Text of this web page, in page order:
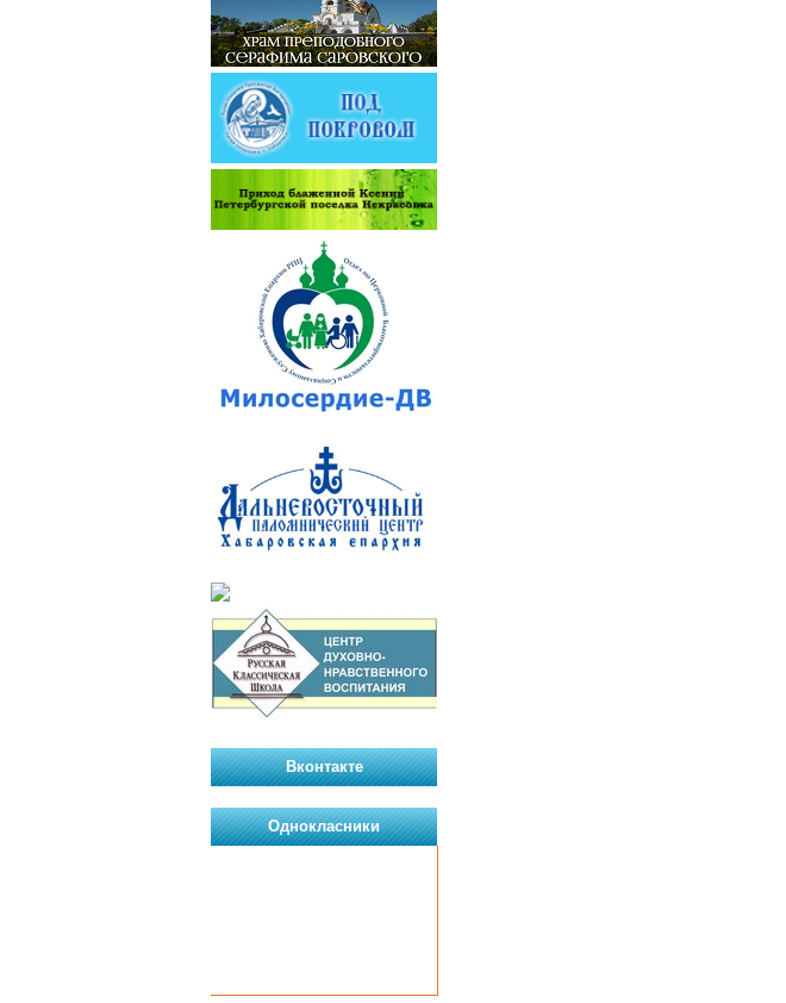
Вконтакте
Однокласники